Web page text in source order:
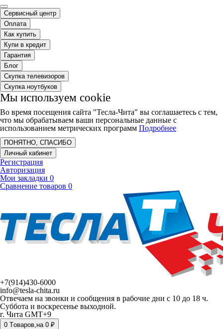
Сервисный центр
Оплата
Как купить
Купи в кредит
Гарантия
Блог
Скупка телевизоров
Скупка ноутбуков
Мы используем cookie
Во время посещения сайта "Тесла-Чита" вы соглашаетесь с тем,
что мы обрабатываем ваши персональные данные с
использованием метрических программ Подробнее
ПОНЯТНО, СПАСИБО
Личный кабинет
Регистрация
Авторизация
Мои закладки 0
Сравнение товаров 0
+7(914)430-6000
info@tesla-chita.ru
Отвечаем на звонки и сообщения в рабочие дни с 10 до 18 ч.
Суббота и воскресенье выходной.
г. Чита GMT+9
0 Tоваров,на 0 ₽